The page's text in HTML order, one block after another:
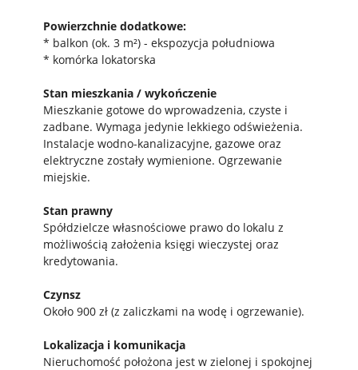
Powierzchnie dodatkowe:
* balkon (ok. 3 m²) - ekspozycja południowa
* komórka lokatorska
Stan mieszkania / wykończenie
Mieszkanie gotowe do wprowadzenia, czyste i
zadbane. Wymaga jedynie lekkiego odświeżenia.
Instalacje wodno-kanalizacyjne, gazowe oraz
elektryczne zostały wymienione. Ogrzewanie
miejskie.
Stan prawny
Spółdzielcze własnościowe prawo do lokalu z
możliwością założenia księgi wieczystej oraz
kredytowania.
Czynsz
Około 900 zł (z zaliczkami na wodę i ogrzewanie).
Lokalizacja i komunikacja
Nieruchomość położona jest w zielonej i spokojnej